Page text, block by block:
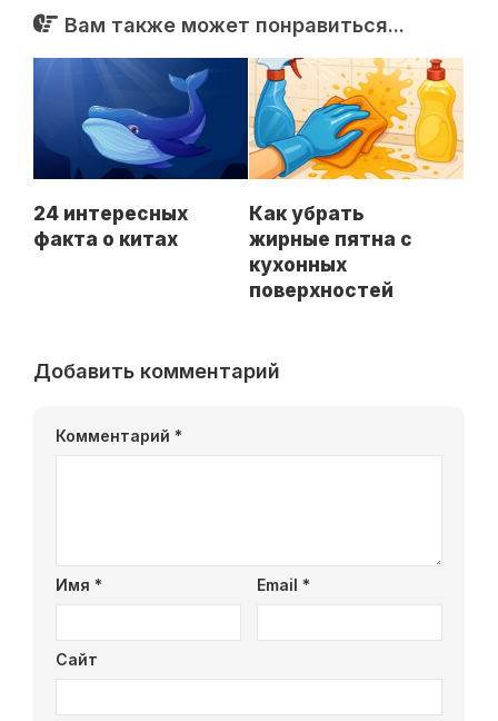
Вам также может понравиться...
24 интересных
факта о китах
Как убрать
жирные пятна с
кухонных
поверхностей
Добавить комментарий
Комментарий *
Имя * Email *
Сайт